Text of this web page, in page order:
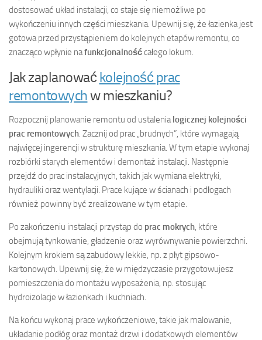
dostosować układ instalacji, co staje się niemożliwe po
wykończeniu innych części mieszkania. Upewnij się, że łazienka jest
gotowa przed przystąpieniem do kolejnych etapów remontu, co
znacząco wpłynie nafunkcjonalnośćcałego lokum.
Jak zaplanowaćkolejność prac
remontowychw mieszkaniu?
Rozpocznij planowanie remontu od ustalenia logicznej kolejności
prac remontowych . Zacznij od prac „brudnych”, które wymagają
najwięcej ingerencji w strukturę mieszkania. W tym etapie wykonaj
rozbiórki starych elementów i demontaż instalacji. Następnie
przejdź do prac instalacyjnych, takich jak wymiana elektryki,
hydrauliki oraz wentylacji. Prace kujące w ścianach i podłogach
również powinny być zrealizowane w tym etapie.
Po zakończeniu instalacji przystąp do prac mokrych , które
obejmują tynkowanie, gładzenie oraz wyrównywanie powierzchni.
Kolejnym krokiem są zabudowy lekkie, np. z płyt gipsowo-
kartonowych. Upewnij się, że w międzyczasie przygotowujesz
pomieszczenia do montażu wyposażenia, np. stosując
hydroizolacje w łazienkach i kuchniach.
Na końcu wykonaj prace wykończeniowe, takie jak malowanie,
układanie podłóg oraz montaż drzwi i dodatkowych elementów